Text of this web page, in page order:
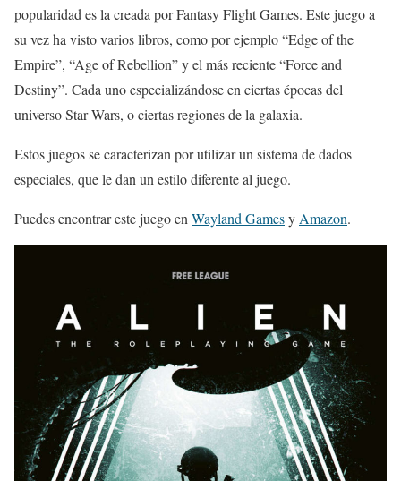
popularidad es la creada por Fantasy Flight Games. Este juego a
su vez ha visto varios libros, como por ejemplo “Edge of the
Empire”, “Age of Rebellion” y el más reciente “Force and
Destiny”. Cada uno especializándose en ciertas épocas del
universo Star Wars, o ciertas regiones de la galaxia.
Estos juegos se caracterizan por utilizar un sistema de dados
especiales, que le dan un estilo diferente al juego.
Puedes encontrar este juego enWayland GamesyAmazon.